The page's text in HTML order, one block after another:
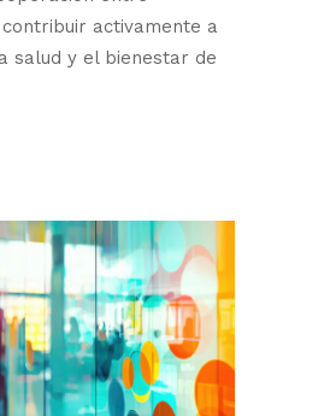
activamente a
salud y el bienestar de